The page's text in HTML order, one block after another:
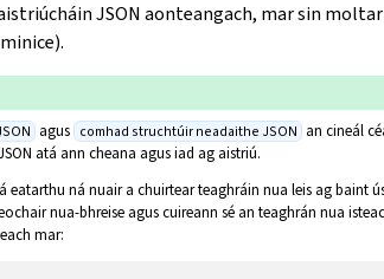
JSON aonteangach, mar sin
agus comhad struchtúir neadaithe JSON an cineál
atá ann cheana agus iad ag aistriú.
eatarthu ná nuair a chuirtear teaghráin nua leis ag baint
nua-bhreise agus cuireann sé an teaghrán nua
mar: